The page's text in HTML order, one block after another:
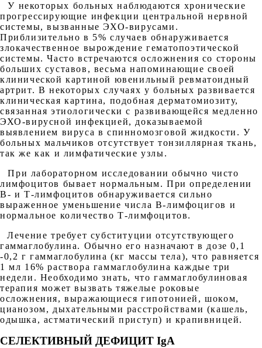
У некоторых больных наблюдаются хронические
прогрессирующие инфекции центральной нервной
системы, вызванные ЭХО-вирусами.
Приблизительно в 5% случаев обнаруживается
злокачественное вырождение гематопоэтической
системы. Часто встречаются осложнения со стороны
больших суставов, весьма напоминающие своей
клинической картиной ювенильный ревматоидный
артрит. В некоторых случаях у больных развивается
клиническая картина, подобная дерматомиозиту,
связанная этиологически с развивающейся медленно
ЭХО-вирусной инфекцией, доказываемой
выявлением вируса в спинномозговой жидкости. У
больных мальчиков отсутствует тонзиллярная ткань,
так же как и лимфатические узлы.
При лабораторном исследовании обычно чисто
лимфоцитов бывает нормальным. При определении
В- и Т-лимфоцитов обнаруживается сильно
выраженное уменьшение числа В-лимфоцигов и
нормальное количество Т-лимфоцитов.
Лечение требует субституции отсутствующего
гаммаглобулина. Обычно его назначают в дозе 0,1
-0,2 г гаммаглобулина (кг массы тела), что равняется
1 мл 16% раствора гаммаглобулина каждые три
недели. Необходимо знать, что гаммаглобулиновая
терапия может вызвать тяжелые роковые
осложнения, выражающиеся гипотонией, шоком,
цианозом, дыхательными расстройствами (кашель,
одышка, астматический приступ) и крапивницей.
СЕЛЕКТИВНЫЙ ДЕФИЦИТ IgA